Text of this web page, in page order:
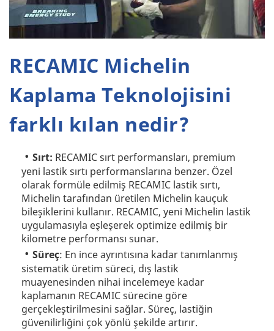
RECAMIC Michelin
Kaplama Teknolojisini
farklı kılan nedir?
Sırt: RECAMIC sırt performansları, premium
yeni lastik sırtı performanslarına benzer. Özel
olarak formüle edilmiş RECAMIC lastik sırtı,
Michelin tarafından üretilen Michelin kauçuk
bileşiklerini kullanır. RECAMIC, yeni Michelin lastik
uygulamasıyla eşleşerek optimize edilmiş bir
kilometre performansı sunar.
Süreç: En ince ayrıntısına kadar tanımlanmış
sistematik üretim süreci, dış lastik
muayenesinden nihai incelemeye kadar
kaplamanın RECAMIC sürecine göre
gerçekleştirilmesini sağlar. Süreç, lastiğin
güvenilirliğini çok yönlü şekilde artırır.